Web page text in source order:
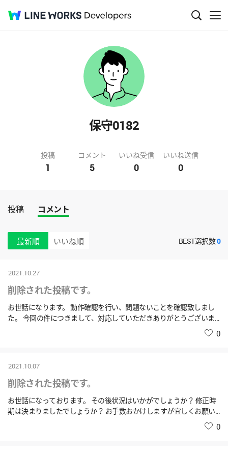
保守0182
投稿
1
コメント
5
いいね受信
0
いいね送信
0
投稿 コメント
最新順 いいね順 BEST選択数0
削除された投稿です。
お世話になります。 動作確認を行い、問題ないことを確認致しまし
た。 今回の件につきまして、対応していただきありがとうございま
2021.10.27
いいね
0
削除された投稿です。
お世話になっております。 その後状況はいかがでしょうか？ 修正時
期は決まりましたでしょうか？ お手数おかけしますが宜しくお願い
2021.10.07
いいね
0